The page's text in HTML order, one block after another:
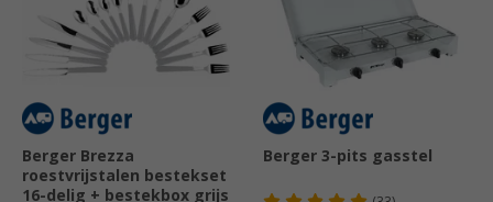
Berger Brezza
roestvrijstalen bestekset
16-delig + bestekbox grijs
Berger 3-pits gasstel